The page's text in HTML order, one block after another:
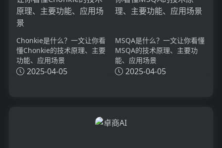
Chonkie是什么？一文让你看
懂Chonkie的技术原理、主要
功能、应用场景
2025-04-05
MSQA是什么？一文让你看懂
MSQA的技术原理、主要功
能、应用场景
2025-04-05